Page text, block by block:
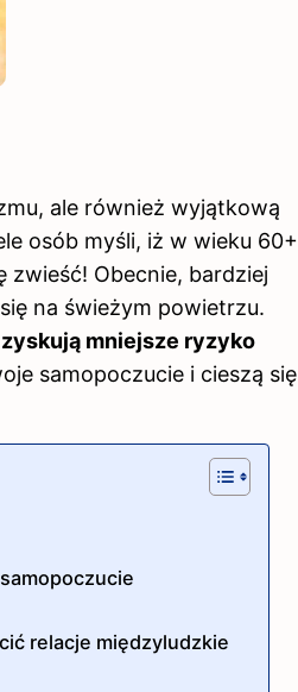
ale również wyjątkową
osób myśli, iż w wieku 60+
zwieść! Obecnie, bardziej
na świeżym powietrzu.
mniejsze ryzyko
samopoczucie i cieszą się
relacje międzyludzkie